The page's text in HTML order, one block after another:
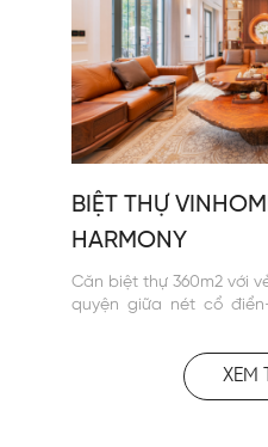
BIỆT THỰ
HARMONY
Căn biệt thự 360m2 với
quyện giữa nét cổ
XEM